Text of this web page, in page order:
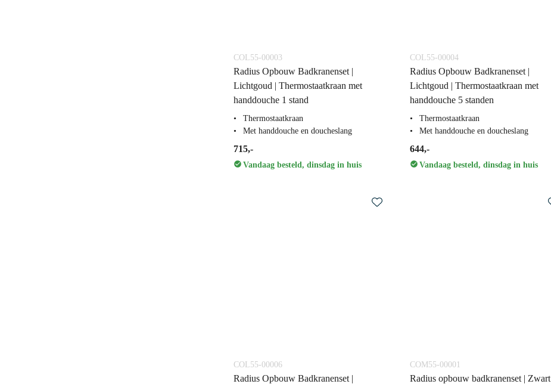
COL55-00003
Radius Opbouw Badkranenset |
Lichtgoud | Thermostaatkraan met
handdouche 1 stand
Thermostaatkraan
Met handdouche en doucheslang
715,-
Vandaag besteld, dinsdag in huis
COL55-00004
Radius Opbouw Badkranenset |
Lichtgoud | Thermostaatkraan met
handdouche 5 standen
Thermostaatkraan
Met handdouche en doucheslang
644,-
Vandaag besteld, dinsdag in huis
COL55-00006
Radius Opbouw Badkranenset |
COM55-00001
Radius opbouw badkranenset | Zwart